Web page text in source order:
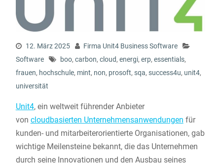
12. März 2025
Firma Unit4 Business Software
Software
boo, carbon, cloud, energi, erp, essentials,
frauen, hochschule, mint, non, prosoft, sqa, success4u, unit4,
universität
Unit4, ein weltweit führender Anbieter
von cloudbasierten Unternehmensanwendungen für
kunden- und mitarbeiterorientierte Organisationen, gab
wichtige Meilensteine bekannt, die das Unternehmen
durch seine Innovationen und den Ausbau seines